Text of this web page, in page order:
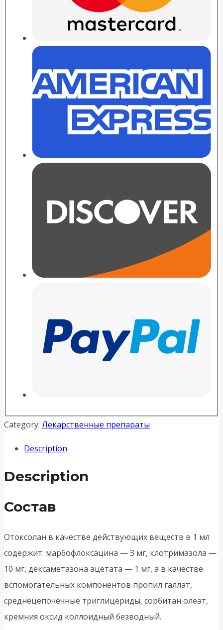
Category: Лекарственные препараты
Description
Description
Состав
Отоксолан в качестве действующих веществ в 1 мл
содержит: марбофлоксацина — З мг, клотримазола —
10 мг, дексаметазона ацетата — 1 мг, а в качестве
вспомогательных компонентов пропил галлат,
среднецепочечные триглицериды, сорбитан олеат,
кремния оксид коллоидный безводный.